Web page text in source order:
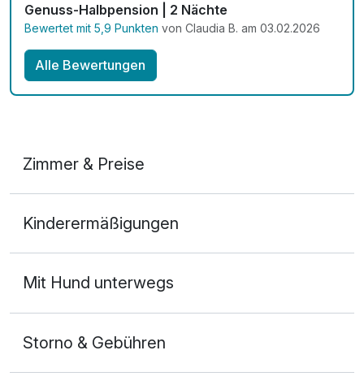
Genuss-Halbpension | 2 Nächte
Bewertet mit 5,9 Punkten von Claudia B. am 03.02.2026
Alle Bewertungen
Zimmer & Preise
2 Erwachsene und 1 Kind
Kinderermäßigungen
Mit Hund unterwegs
Storno & Gebühren